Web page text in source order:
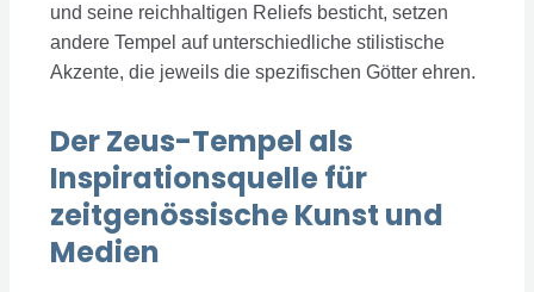
und seine reichhaltigen Reliefs besticht, setzen
andere Tempel auf unterschiedliche stilistische
Akzente, die jeweils die spezifischen Götter ehren.
Der Zeus-Tempel als
Inspirationsquelle für
zeitgenössische Kunst und
Medien